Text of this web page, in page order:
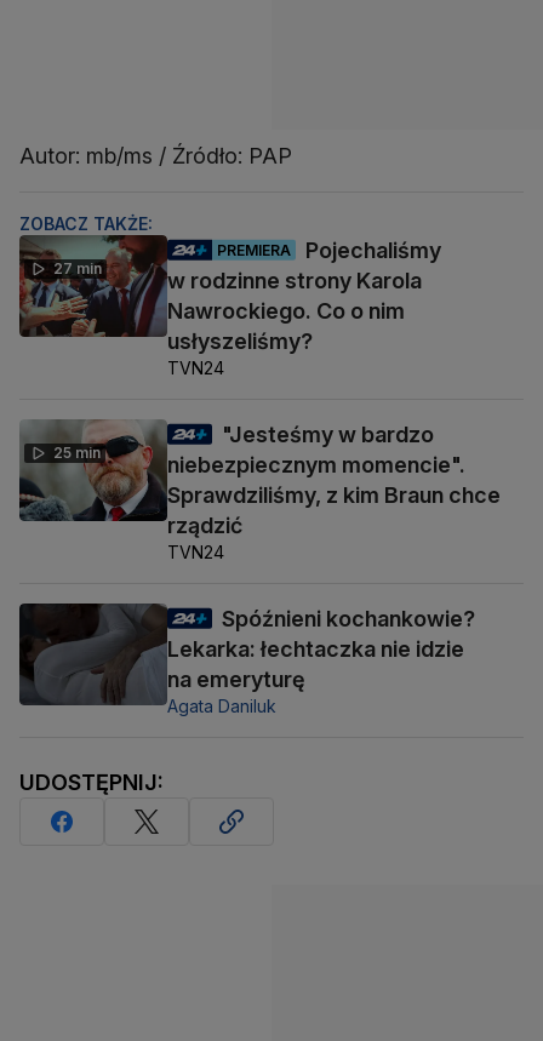
Autor: mb/ms / Źródło: PAP
ZOBACZ TAKŻE:
27 min
PREMIERA
Pojechaliśmy
w rodzinne strony Karola
Nawrockiego. Co o nim
usłyszeliśmy?
TVN24
25 min
"Jesteśmy w bardzo
niebezpiecznym momencie".
Sprawdziliśmy, z kim Braun chce
rządzić
TVN24
Spóźnieni kochankowie?
Lekarka: łechtaczka nie idzie
na emeryturę
Agata Daniluk
UDOSTĘPNIJ: